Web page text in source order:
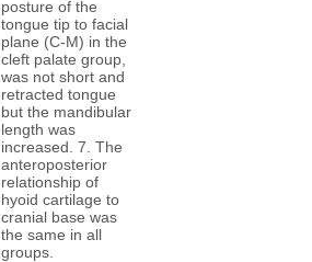
posture of the
tongue tip to facial
plane (C-M) in the
cleft palate group,
was not short and
retracted tongue
but the mandibular
length was
increased. 7. The
anteroposterior
relationship of
hyoid cartilage to
cranial base was
the same in all
groups.